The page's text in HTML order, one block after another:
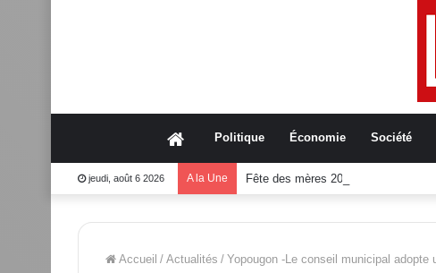
AccueilPolitique Économie Société
jeudi, août 6 2026 A la Une Fête des mères 2026:Moussa
Accueil / Actualités / Yopougon -Le conseil municipal adopte